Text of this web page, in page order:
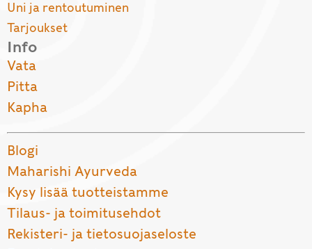
Uni ja rentoutuminen
Tarjoukset
Info
Vata
Pitta
Kapha
Blogi
Maharishi Ayurveda
Kysy lisää tuotteistamme
Tilaus- ja toimitusehdot
Rekisteri- ja tietosuojaseloste